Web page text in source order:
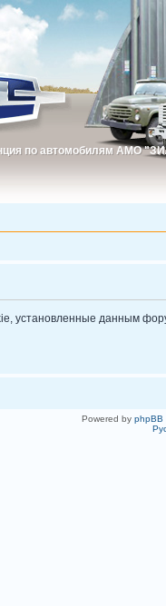
по автомобилям АМО
по автомобилям АМО
установленные данным
Powered by phpBB